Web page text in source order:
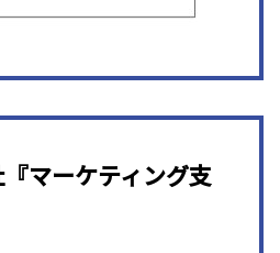
マーケティング支